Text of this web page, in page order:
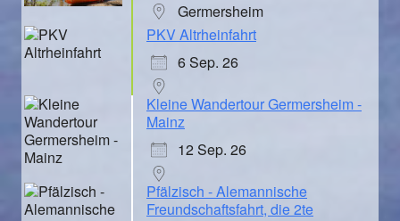
Germersheim
PKV Altrheinfahrt
6 Sep. 26
Kleine Wandertour Germersheim -
Mainz
12 Sep. 26
Pfälzisch - Alemannische
Freundschaftsfahrt, die 2te